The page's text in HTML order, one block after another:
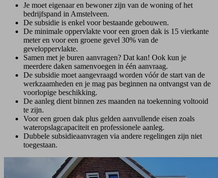
Je moet eigenaar en bewoner zijn van de woning of het
bedrijfspand in Amstelveen.
De subsidie is enkel voor bestaande gebouwen.
De minimale oppervlakte voor een groen dak is 15 vierkante
meter en voor een groene gevel 30% van de
geveloppervlakte.
Samen met je buren aanvragen? Dat kan! Ook kun je
meerdere daken samenvoegen in één aanvraag.
De subsidie moet aangevraagd worden vóór de start van de
werkzaamheden en je mag pas beginnen na ontvangst van de
voorlopige beschikking.
De aanleg dient binnen zes maanden na toekenning voltooid
te zijn.
Voor een groen dak plus gelden aanvullende eisen zoals
wateropslagcapaciteit en professionele aanleg.
Dubbele subsidieaanvragen via andere regelingen zijn niet
toegestaan.